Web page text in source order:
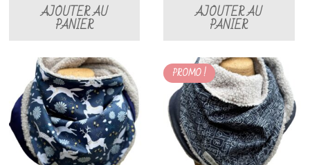
AJOUTER AU
PANIER initial
était :
actuel
est :
AJOUTER AU
PANIER
PROMO !